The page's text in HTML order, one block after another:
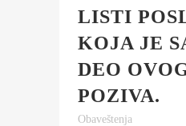
LISTI
KOJA JE
DEO
POZIVA.
Obaveštenja